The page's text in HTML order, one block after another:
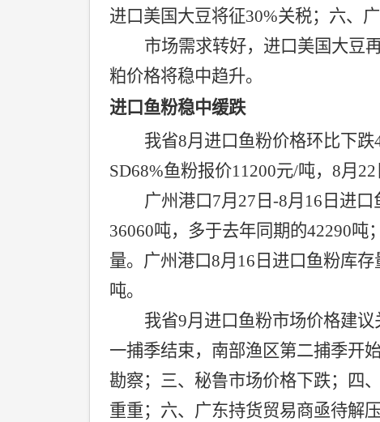
进口美国大豆将征30%关税；六、
市场需求转好，进口美国大豆
粕价格将稳中趋升。
进口鱼粉稳中缓跌
我省8月进口鱼粉价格环比下跌
SD68%鱼粉报价11200元/吨， 8月 22
广州港口 7月 27 日 -8月 16 日进
36060吨，多于去年同期的42290吨
量。广州港口8月 16 日进口鱼粉库存
吨。
我省9月进口鱼粉市场价格建
一捕季结束，南部渔区第二捕季开
勘察；三、秘鲁市场价格下跌；四
重重；六、广东持货贸易商亟待解压